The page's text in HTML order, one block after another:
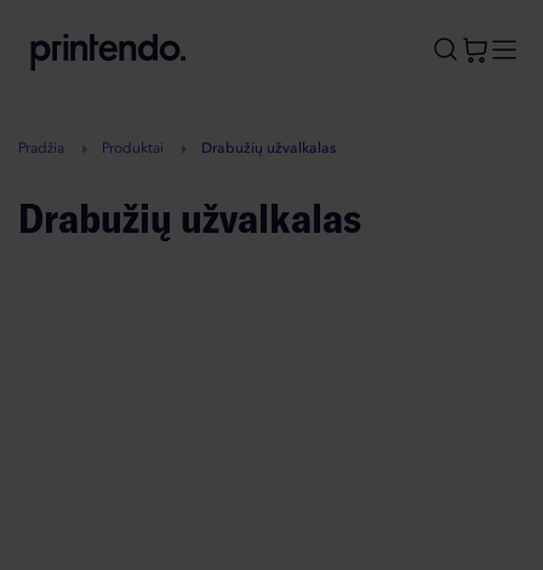
A
Pradžia Produktai Drabužių užvalkalas
Drabužių užvalkalas